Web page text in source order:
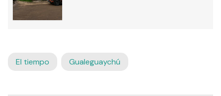
El tiempo Gualeguaychú